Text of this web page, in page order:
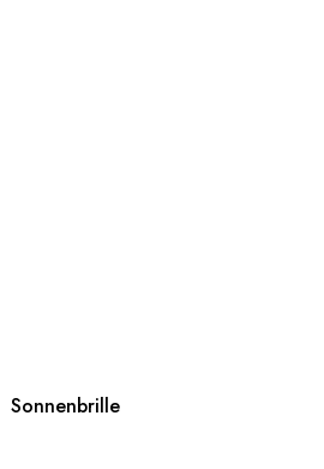
Sonnenbrille